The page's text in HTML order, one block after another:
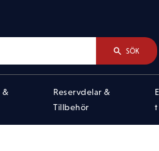
SÖK
&
Reservdelar &
Tillbehör
t